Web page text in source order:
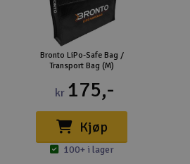
Bronto LiPo-Safe Bag /
Transport Bag (M)
kr 175,-
Kjøp
100+ i lager